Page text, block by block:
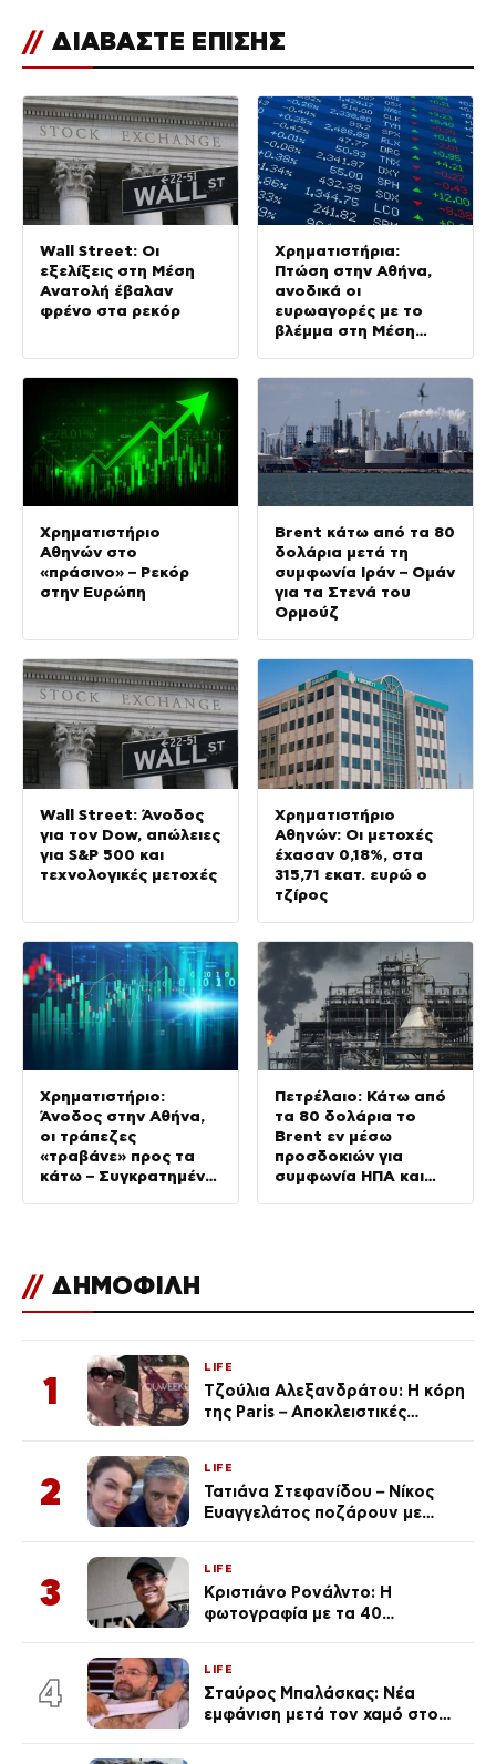
// ΔΙΑΒΑΣΤΕ ΕΠΙΣΗΣ
Wall Street: Οι
εξελίξεις στη Μέση
Ανατολή έβαλαν
φρένο στα ρεκόρ
Χρηματιστήρια:
Πτώση στην Αθήνα,
ανοδικά οι
ευρωαγορές με το
βλέμμα στη Μέση
Χρηματιστήριο
Αθηνών στο
«πράσινο» – Ρεκόρ
στην Ευρώπη
Brent κάτω από τα 80
δολάρια μετά τη
συμφωνία Ιράν – Ομάν
για τα Στενά του
Ορμούζ
Wall Street: Άνοδος
για τον Dow, απώλειες
για S&P 500 και
τεχνολογικές μετοχές
Χρηματιστήριο
Αθηνών: Οι μετοχές
έχασαν 0,18%, στα
315,71 εκατ. ευρώ ο
τζίρος
Χρηματιστήριο:
Άνοδος στην Αθήνα,
οι τράπεζες
«τραβάνε» προς τα
κάτω – Συγκρατημένη
Πετρέλαιο: Κάτω από
τα 80 δολάρια το
Brent εν μέσω
προσδοκιών για
συμφωνία ΗΠΑ και
// ΔΗΜΟΦΙΛΗ
1
LIFE
Τζούλια Αλεξανδράτου: Η κόρη
της Paris – Αποκλειστικές
2
LIFE
Τατιάνα Στεφανίδου – Νίκος
Ευαγγελάτος ποζάρουν με
3
LIFE
Κριστιάνο Ρονάλντο: Η
φωτογραφία με τα 40
εκ. likes
4
LIFE
Σταύρος Μπαλάσκας: Νέα
εμφάνιση μετά τον χαμό στο